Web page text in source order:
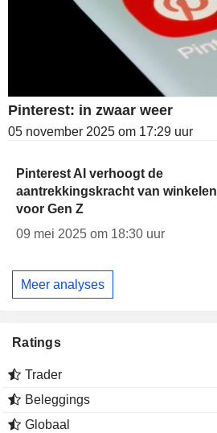
Pinterest: in zwaar weer
05 november 2025 om 17:29 uur
Pinterest AI verhoogt de
aantrekkingskracht van winkelen
voor Gen Z
09 mei 2025 om 18:30 uur
Meer analyses
Ratings
Trader
Beleggings
Globaal